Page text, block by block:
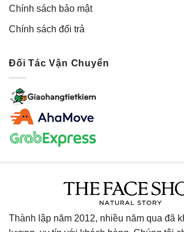
Chính sách bảo mật
Chính sách đổi trả
Đối Tác Vận Chuyển
Thành lập năm 2012, nhiều năm qua đã